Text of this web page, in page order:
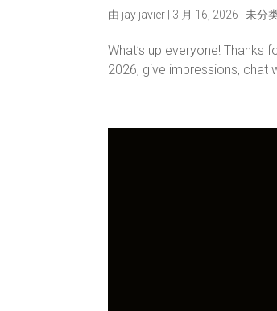
由 jay javier 3 月 16, 2026 未分
What’s up everyone! Thanks
2026, give impressions, chat